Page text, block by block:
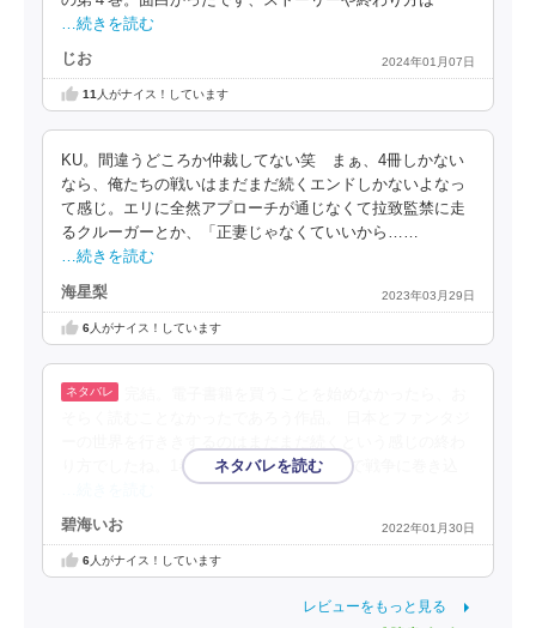
…続きを読む
じお 2024年01月07日
11 人がナイス！しています
KU。間違うどころか仲裁してない笑 まぁ、4冊しかない
なら、俺たちの戦いはまだまだ続くエンドしかないよなっ
て感じ。エリに全然アプローチが通じなくて拉致監禁に走
るクルーガーとか、「正妻じゃなくていいから……
…続きを読む
海星梨 2023年03月29日
6人がナイス！しています
り方でしたね。1巻でファンタジーの世界で戦争に巻き込
碧海いお 2022年01月30日
6人がナイス！しています
レビューをもっと見る